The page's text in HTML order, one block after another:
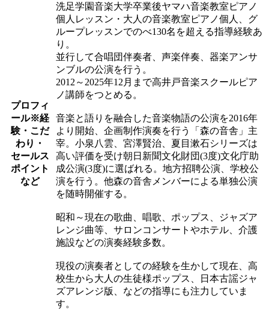
プロフィ
ール※経
験・こだ
わり・
セールス
ポイント
など
洗足学園音楽大学卒業後ヤマハ音楽教室ピアノ
個人レッスン・大人の音楽教室ピアノ個人、グ
ループレッスンでのべ130名を超える指導経験あ
り。
並行して合唱団伴奏者、声楽伴奏、器楽アンサ
ンブルの公演を行う。
2012～2025年12月まで高井戸音楽スクールピア
ノ講師をつとめる。
音楽と語りを融合した音楽物語の公演を2016年
より開始、企画制作演奏を行う「森の音舎」主
宰。小泉八雲、宮澤賢治、夏目漱石シリーズは
高い評価を受け朝日新聞文化財団(3度)文化庁助
成公演(3度)に選ばれる。地方招聘公演、学校公
演を行う。他森の音舎メンバーによる単独公演
を随時開催する。
昭和～現在の歌曲、唱歌、ポップス、ジャズア
レンジ曲等、サロンコンサートやホテル、介護
施設などの演奏経験多数。
現役の演奏者としての経験を生かして現在、高
校生から大人の生徒様ポップス、日本古謡ジャ
ズアレンジ版、などの指導にも注力していま
す。